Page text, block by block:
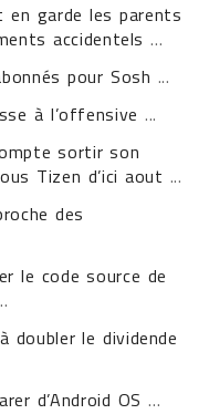
garde les parents
accidentels ...
pour Sosh ...
à l’offensive ...
sortir son
Tizen d’ici aout ...
des
le code source de
doubler le dividende
d’Android OS ...